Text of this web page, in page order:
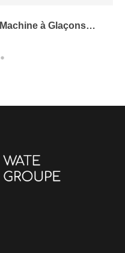
Machine à Glaçons
kg/24h